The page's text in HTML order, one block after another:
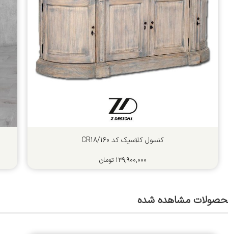
کنسول کلاسیک کد CR18/160
۱۳۹,۹۰۰,۰۰۰ تومان
مشاهده شده